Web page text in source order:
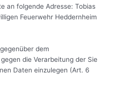
an folgende Adresse: Tobias
Feuerwehr Heddernheim
dem
die Verarbeitung der Sie
Daten einzulegen (Art. 6